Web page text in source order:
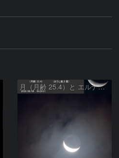
月（月齢 25.4）と エルナト（おうし座β星）